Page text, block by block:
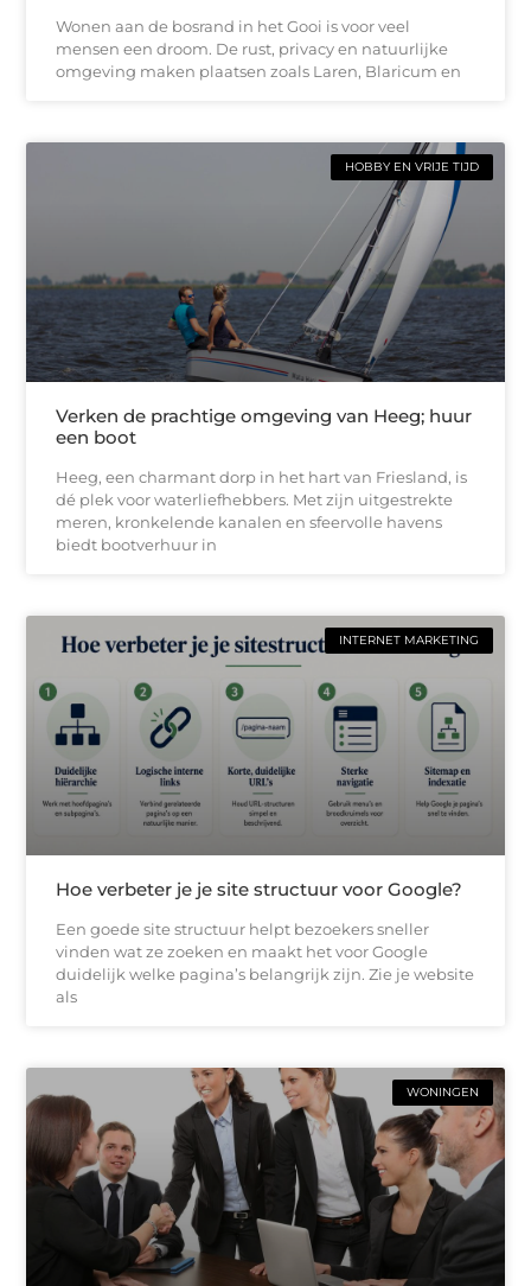
Wonen aan de bosrand in het Gooi is voor veel
mensen een droom. De rust, privacy en natuurlijke
omgeving maken plaatsen zoals Laren, Blaricum en
HOBBY EN VRIJE TIJD
Verken de prachtige omgeving van Heeg; huur
een boot
Heeg, een charmant dorp in het hart van Friesland, is
dé plek voor waterliefhebbers. Met zijn uitgestrekte
meren, kronkelende kanalen en sfeervolle havens
biedt bootverhuur in
INTERNET MARKETING
Hoe verbeter je je site structuur voor Google?
Een goede site structuur helpt bezoekers sneller
vinden wat ze zoeken en maakt het voor Google
duidelijk welke pagina’s belangrijk zijn. Zie je website
als
WONINGEN